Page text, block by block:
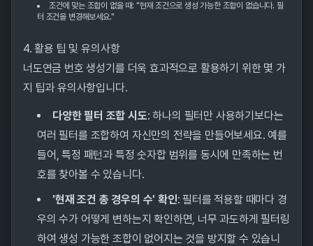
조건에 맞는 조합이 없을 때: "현재 조건으로 생성 가능한 조합이 없습니다. 필
터 조건을 변경해보세요."
4. 활용 팁 및 유의사항
너도연금 번호 생성기를 더욱 효과적으로 활용하기 위한 몇 가
지 팁과 유의사항입니다.
다양한 필터 조합 시도: 하나의 필터만 사용하기보다는
여러 필터를 조합하여 자신만의 전략을 만들어보세요. 예를
들어, 특정 패턴과 특정 숫자합 범위를 동시에 만족하는 번
호를 찾아볼 수 있습니다.
'현재 조건 총 경우의 수' 확인: 필터를 적용할 때마다 경
우의 수가 어떻게 변하는지 확인하면, 너무 과도하게 필터링
하여 생성 가능한 조합이 없어지는 것을 방지할 수 있습니